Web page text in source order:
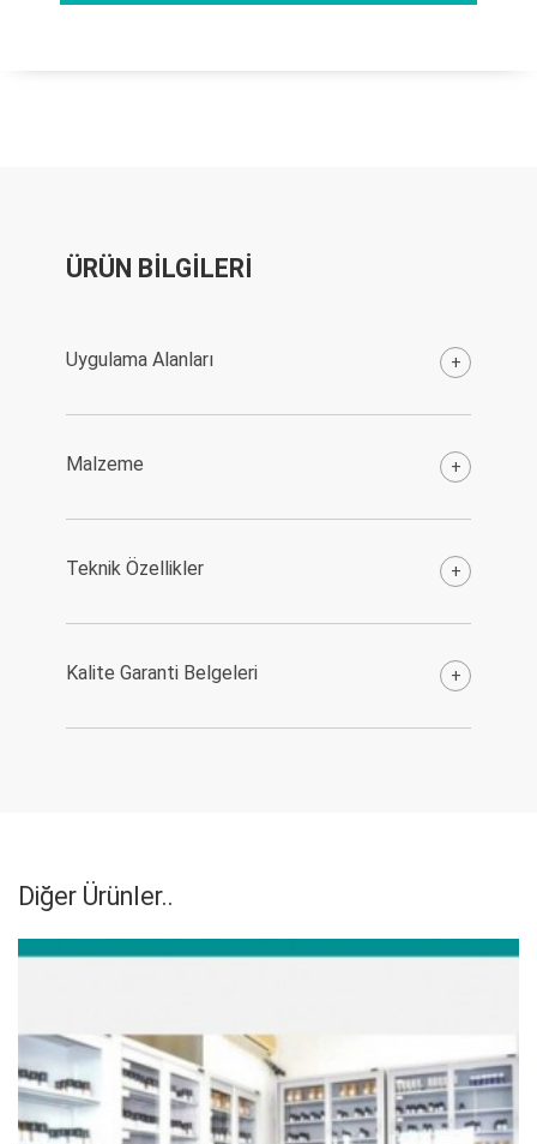
ÜRÜN BİLGİLERİ
Uygulama Alanları +
Malzeme +
Teknik Özellikler +
Kalite Garanti Belgeleri +
Diğer Ürünler..